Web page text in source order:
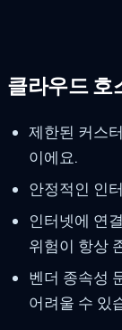
클라우드 호
제한된 커스
이에요.
안정적인 인
인터넷에 연
위험이 항상
벤더 종속성
어려울 수 있